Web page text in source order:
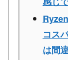
コス
は間